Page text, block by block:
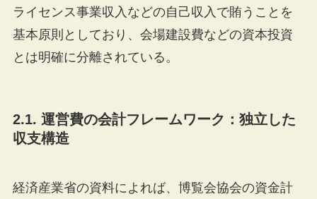
ライセンス事業収入などの自己収入で賄うことを
基本原則としており、会場建設費などの資本投資
とは明確に分離されている。
2.1. 運営費の会計フレームワーク：独立した
収支構造
経済産業省の資料によれば、博覧会協会の資金計